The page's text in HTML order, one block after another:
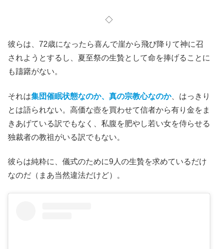
◇
彼らは、72歳になったら喜んで崖から飛び降りて神に召
されようとするし、夏至祭の生贄として命を捧げることに
も躊躇がない。
それは集団催眠状態なのか、真の宗教心なのか、はっきり
とは語られない。高価な壺を買わせて信者から有り金をま
きあげている訳でもなく、私腹を肥やし若い女を侍らせる
独裁者の教祖がいる訳でもない。
彼らは純粋に、儀式のために9人の生贄を求めているだけ
なのだ（まあ当然違法だけど）。